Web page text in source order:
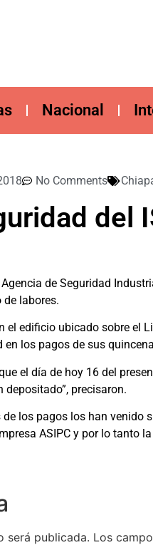
Nacional
No Comments
del
de Seguridad
de labores.
el edificio ubicado sobre el
los pagos de sus
el día de hoy 16 del
precisaron.
los pagos los han venido
ASIPC y por lo tanto
será publicada. Los